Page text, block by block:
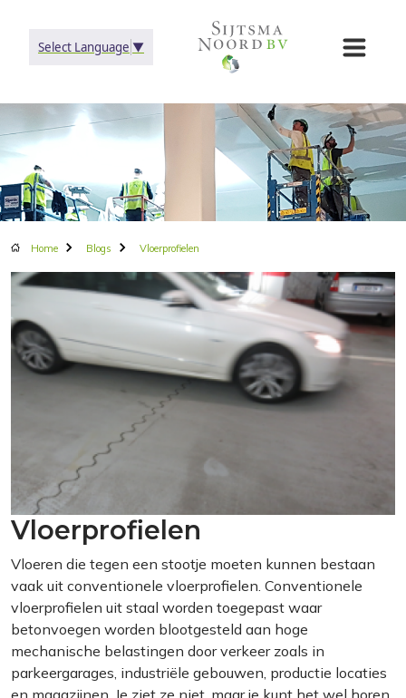
Select Language ▼
Home Blogs Vloerprofielen
Vloerprofielen
Vloeren die tegen een stootje moeten kunnen bestaan
vaak uit conventionele vloerprofielen. Conventionele
vloerprofielen uit staal worden toegepast waar
betonvoegen worden blootgesteld aan hoge
mechanische belastingen door verkeer zoals in
parkeergarages, industriële gebouwen, productie locaties
en magazijnen. Je ziet ze niet, maar je kunt het wel horen